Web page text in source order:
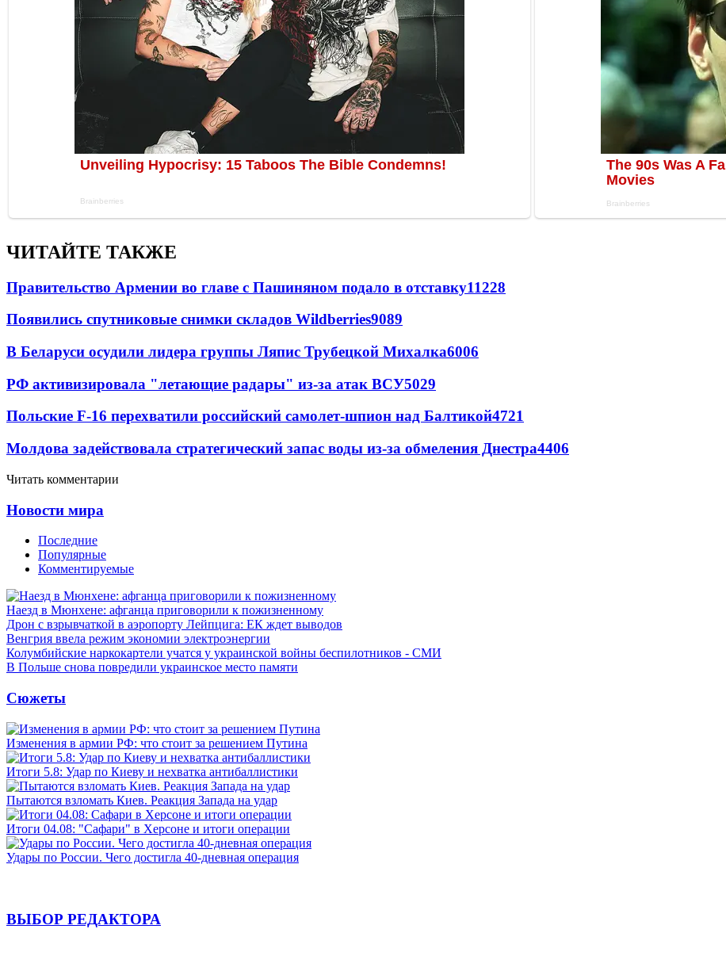
ЧИТАЙТЕ ТАКЖЕ
Правительство Армении во главе с Пашиняном подало в отставку11228
Появились спутниковые снимки складов Wildberries9089
В Беларуси осудили лидера группы Ляпис Трубецкой Михалка6006
РФ активизировала "летающие радары" из-за атак ВСУ5029
Польские F-16 перехватили российский самолет-шпион над Балтикой4721
Молдова задействовала стратегический запас воды из-за обмеления Днестра4406
Читать комментарии
Новости мира
Последние
Популярные
Комментируемые
Наезд в Мюнхене: афганца приговорили к пожизненному
Дрон с взрывчаткой в аэропорту Лейпцига: ЕК ждет выводов
Венгрия ввела режим экономии электроэнергии
Колумбийские наркокартели учатся у украинской войны беспилотников - СМИ
В Польше снова повредили украинское место памяти
Сюжеты
Изменения в армии РФ: что стоит за решением Путина
Итоги 5.8: Удар по Киеву и нехватка антибаллистики
Пытаются взломать Киев. Реакция Запада на удар
Итоги 04.08: "Сафари" в Херсоне и итоги операции
Удары по России. Чего достигла 40-дневная операция
ВЫБОР РЕДАКТОРА